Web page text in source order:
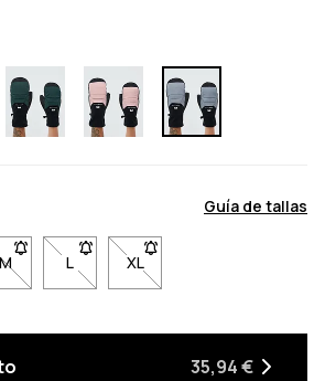
Guía de tallas
no disponible. Haz clic para ser notificado
M- Talla M no disponible. Haz clic para ser
L- Talla L no disponible. Haz clic
XL- Talla XL no disponible.
35,94 €